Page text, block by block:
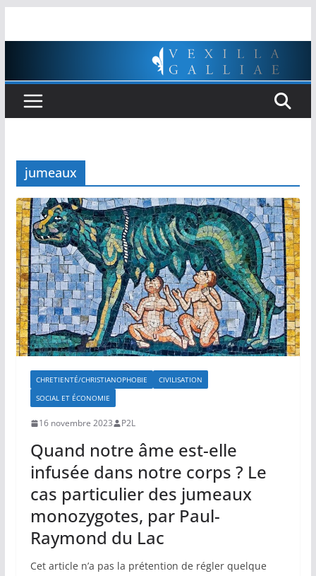
jumeaux
CHRETIENTÉ/CHRISTIANOPHOBIE
CIVILISATION
SOCIAL ET ÉCONOMIE
16 novembre 2023 P2L
Quand notre âme est-elle
infusée dans notre corps ? Le
cas particulier des jumeaux
monozygotes, par Paul-
Raymond du Lac
Cet article n’a pas la prétention de régler quelque